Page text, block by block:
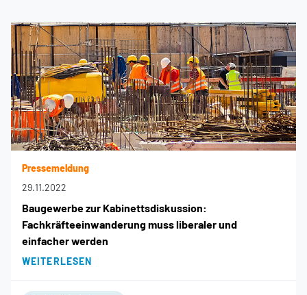
Pressemeldung
29.11.2022
Baugewerbe zur Kabinettsdiskussion:
Fachkräfteeinwanderung muss liberaler und
einfacher werden
WEITERLESEN